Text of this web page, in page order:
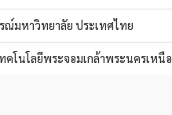
ณ์มหาวิทยาลัย ประเทศไทย
คโนโลยีพระจอมเกล้าพระนครเหนื